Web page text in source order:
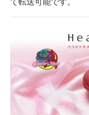
て転送可能です。